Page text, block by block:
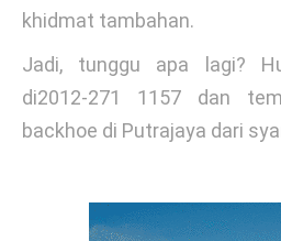
khidmat tambahan.
Jadi, tunggu apa lagi?
di2012-271 1157 dan
backhoe di Putrajaya dari